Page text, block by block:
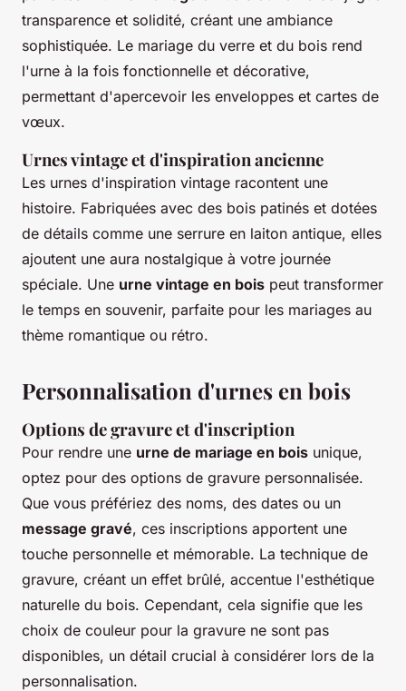
transparence et solidité, créant une ambiance
sophistiquée. Le mariage du verre et du bois rend
l'urne à la fois fonctionnelle et décorative,
permettant d'apercevoir les enveloppes et cartes de
vœux.
Urnes vintage et d'inspiration ancienne
Les urnes d'inspiration vintage racontent une
histoire. Fabriquées avec des bois patinés et dotées
de détails comme une serrure en laiton antique, elles
ajoutent une aura nostalgique à votre journée
spéciale. Une urne vintage en bois peut transformer
le temps en souvenir, parfaite pour les mariages au
thème romantique ou rétro.
Personnalisation d'urnes en bois
Options de gravure et d'inscription
Pour rendre une urne de mariage en bois unique,
optez pour des options de gravure personnalisée.
Que vous préfériez des noms, des dates ou un
message gravé, ces inscriptions apportent une
touche personnelle et mémorable. La technique de
gravure, créant un effet brûlé, accentue l'esthétique
naturelle du bois. Cependant, cela signifie que les
choix de couleur pour la gravure ne sont pas
disponibles, un détail crucial à considérer lors de la
personnalisation.